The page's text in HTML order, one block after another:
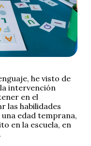
he visto de
intervención
en el
las habilidades
edad temprana,
en la escuela, en